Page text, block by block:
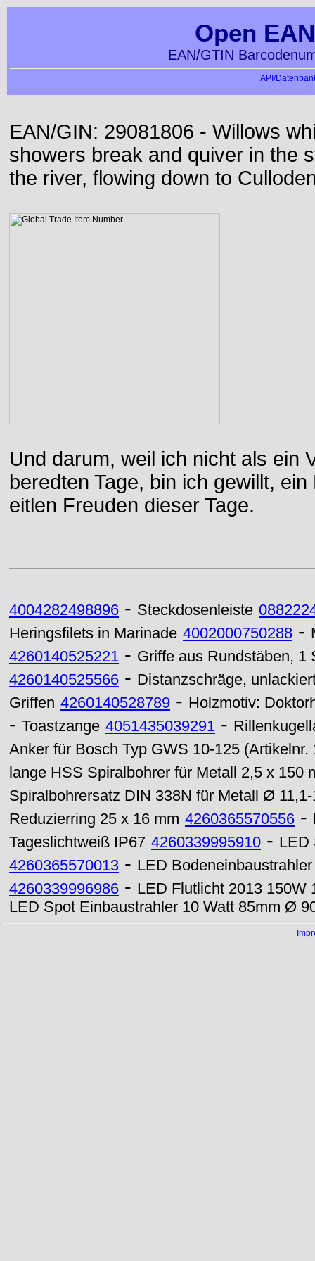
Open
EAN/GTIN
API/
EAN/GIN: 29081806 - Willows
showers break and quiver in the
the river, flowing down to
Und darum, weil ich nicht als ein
beredten Tage, bin ich gewillt,
eitlen Freuden dieser Tage.
4004282498896 - Steckdosenleiste
Heringsfilets in Marinade 4002000750288 -
4260140525221 - Griffe aus Rundstäben, 1
4260140525566 - Distanzschräge,
Griffen 4260140528789 - Holzmotiv:
- Toastzange 4051435039291 -
Anker für Bosch Typ GWS 10-125
lange HSS Spiralbohrer für Metall 2,5 x 150
Spiralbohrersatz DIN 338N für Metall Ø
Reduzierring 25 x 16 mm 4260365570556 -
Tageslichtweiß IP67 4260339995910 - LED
4260365570013 - LED
4260339996986 - LED Flutlicht 2013 150W
LED Spot Einbaustrahler 10 Watt 85mm Ø